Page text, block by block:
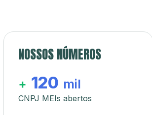
NOSSOS NÚMEROS
+ 120 mil
CNPJ MEIs abertos